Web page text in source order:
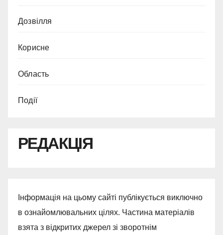
Дозвілля
Корисне
Область
Події
РЕДАКЦІЯ
Інформація на цьому сайті публікується виключно
в ознайомлювальних цілях. Частина матеріалів
взята з відкритих джерел зі зворотнім